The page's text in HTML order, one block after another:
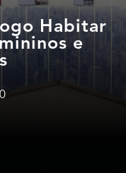
Habitar
e